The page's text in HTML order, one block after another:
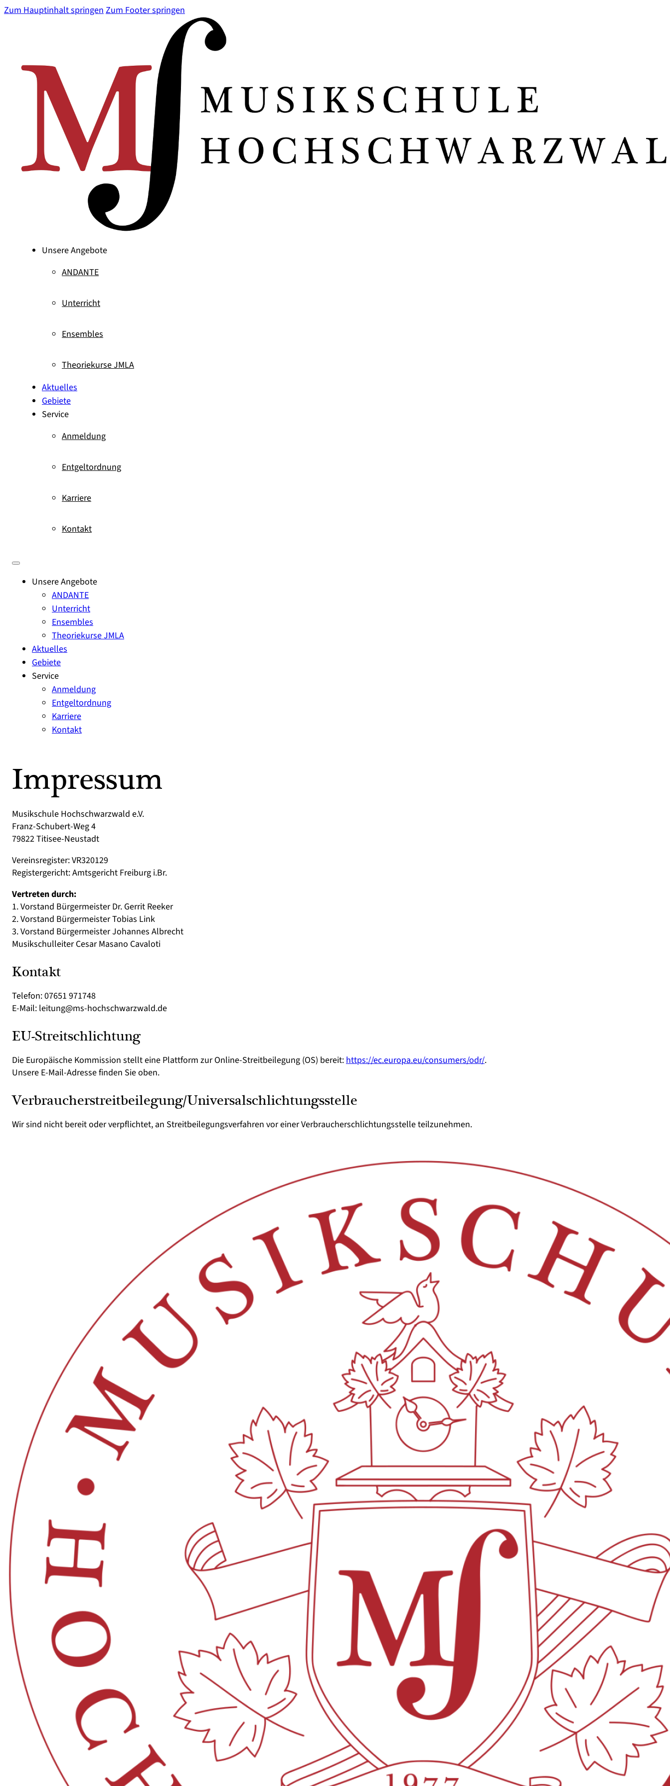
Zum Hauptinhalt springenZum Footer springen
Unsere Angebote
ANDANTE
Unterricht
Ensembles
Theoriekurse JMLA
Aktuelles
Gebiete
Service
Anmeldung
Entgeltordnung
Karriere
Kontakt
Unsere Angebote
ANDANTE
Unterricht
Ensembles
Theoriekurse JMLA
Aktuelles
Gebiete
Service
Anmeldung
Entgeltordnung
Karriere
Kontakt
Impressum
Musikschule Hochschwarzwald e.V.
Franz-Schubert-Weg 4
79822 Titisee-Neustadt
Vereinsregister: VR320129
Registergericht: Amtsgericht Freiburg i.Br.
Vertreten durch:
1. Vorstand Bürgermeister Dr. Gerrit Reeker
2. Vorstand Bürgermeister Tobias Link
3. Vorstand Bürgermeister Johannes Albrecht
Musikschulleiter Cesar Masano Cavaloti
Kontakt
Telefon: 07651 971748
E-Mail: leitung@ms-hochschwarzwald.de
EU-Streitschlichtung
Die Europäische Kommission stellt eine Plattform zur Online-Streitbeilegung (OS) bereit: https://ec.europa.eu/consumers/odr/.
Unsere E-Mail-Adresse finden Sie oben.
Verbraucher­streit­beilegung/Universal­schlichtungs­stelle
Wir sind nicht bereit oder verpflichtet, an Streitbeilegungsverfahren vor einer Verbraucherschlichtungsstelle teilzunehmen.